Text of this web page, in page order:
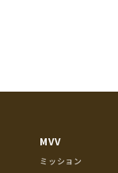
MVV
ミッション